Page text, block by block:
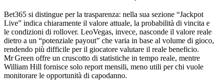
Bet365 si distingue per la trasparenza: nella sua sezione “Jackpot
Live” indica chiaramente il valore attuale, la probabilità di vincita e
le condizioni di rollover. LeoVegas, invece, nasconde il valore reale
dietro a un “potenziale payout” che varia in base al volume di gioco,
rendendo più difficile per il giocatore valutare il reale beneficio.
Mr Green offre un cruscotto di statistiche in tempo reale, mentre
William Hill fornisce solo report mensili, meno utili per chi vuole
monitorare le opportunità di capodanno.